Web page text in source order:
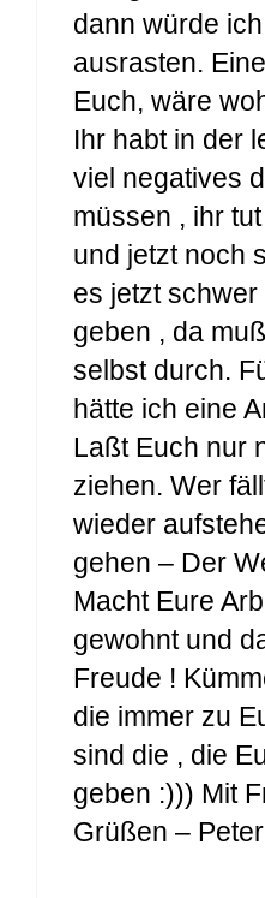
dann würde
ausrasten.
Euch, wäre
Ihr habt in der
viel negatives
müssen , ihr
und jetzt noch
es jetzt
geben , da
selbst durch.
hätte ich eine
Laßt Euch nur
ziehen. Wer
wieder
gehen – Der
Macht Eure
gewohnt und
Freude !
die immer zu
sind die , die
geben :))) Mit
Grüßen – Peter